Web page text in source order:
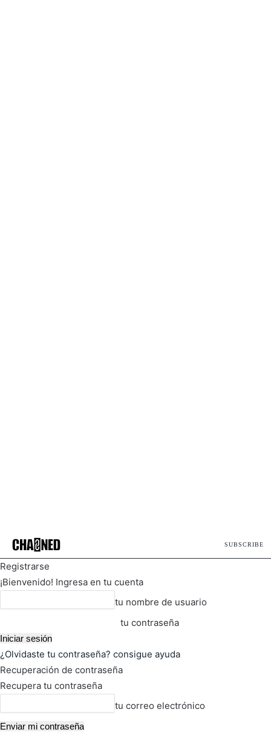
SUBSCRIBE
Registrarse
¡Bienvenido! Ingresa en tu cuenta
tu nombre de usuario
tu contraseña
¿Olvidaste tu contraseña? consigue ayuda
Recuperación de contraseña
Recupera tu contraseña
tu correo electrónico